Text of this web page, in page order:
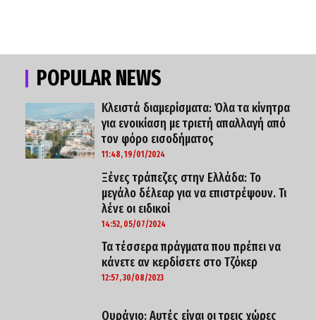
POPULAR NEWS
Κλειστά διαμερίσματα: Όλα τα κίνητρα
για ενοικίαση με τριετή απαλλαγή από
τον φόρο εισοδήματος
11:48, 19/01/2024
Ξένες τράπεζες στην Ελλάδα: Το
μεγάλο δέλεαρ για να επιστρέψουν. Τι
λένε οι ειδικοί
14:52, 05/07/2024
Τα τέσσερα πράγματα που πρέπει να
κάνετε αν κερδίσετε στο Τζόκερ
12:57, 30/08/2023
Ουράνιο: Αυτές είναι οι τρεις χώρες